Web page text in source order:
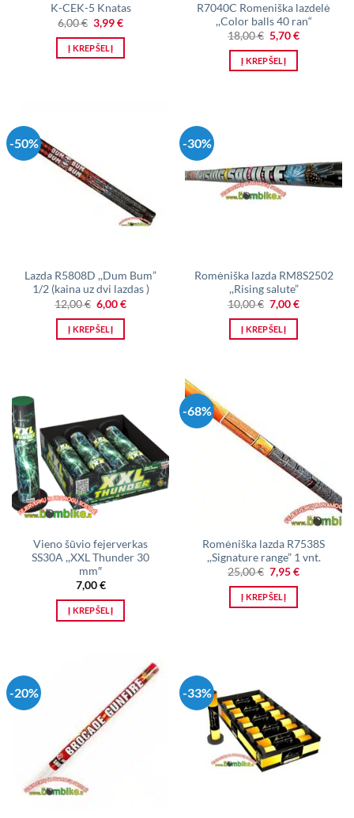
K-CEK-5 Knatas
6,00€ Original
price
was:
6,00 €.
3,99€Current
is:
Į KREPŠELĮ
R7040C Romeniška lazdelė
,,Color balls 40 ran“
18,00€ Original
price
was:
18,00 €.
5,70€Current
Į KREPŠELĮ
-50%
Lazda R5808D ,,Dum Bum”
1/2 (kaina uz dvi lazdas )
12,00€ Original
price
was:
12,00 €.
6,00€Current
Į KREPŠELĮ
-30%
Romėniška lazda RM8S2502
,,Rising salute”
10,00€ Original
price
was:
10,00 €.
7,00€Current
Į KREPŠELĮ
Vieno šūvio fejerverkas
SS30A ,,XXL Thunder 30
mm″
7,00€
Į KREPŠELĮ
-68%
Romėniška lazda R7538S
,,Signature range” 1 vnt.
25,00€ Original
price
was:
25,00 €.
7,95€Current
Į KREPŠELĮ
-20% -33%